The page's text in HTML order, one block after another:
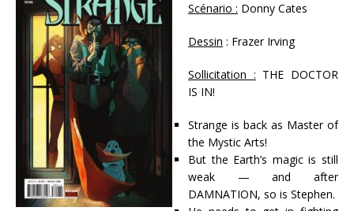
Scénario : Donny Cates
Dessin : Frazer Irving
Sollicitation : THE DOCTOR
IS IN!
Strange is back as Master of
the Mystic Arts!
But the Earth’s magic is still
weak — and after
DAMNATION, so is Stephen.